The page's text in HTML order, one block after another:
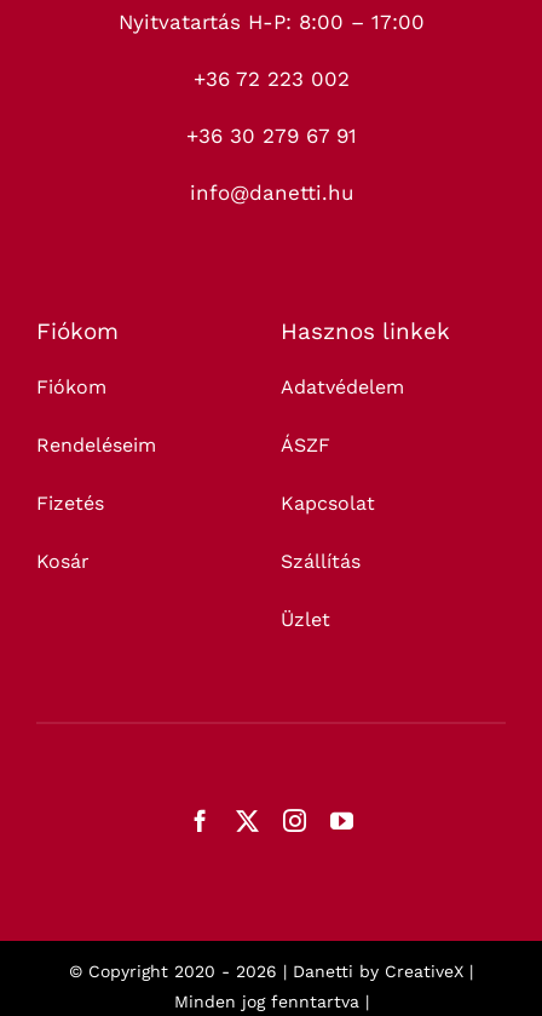
Nyitvatartás H-P: 8:00 – 17:00
+36 72 223 002
+36 30 279 67 91
info@danetti.hu
Fiókom
Fiókom
Rendeléseim
Fizetés
Kosár
Hasznos linkek
Adatvédelem
ÁSZF
Kapcsolat
Szállítás
Üzlet
© Copyright 2020 - 2026 | Danetti by CreativeX |
Minden jog fenntartva |